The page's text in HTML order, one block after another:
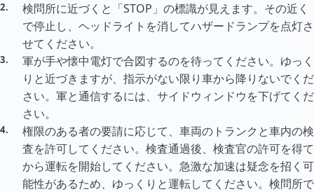
検問所に近づくと「STOP」の標識が見えます。その近く
で停止し、ヘッドライトを消してハザードランプを点灯さ
せてください。
軍が手や懐中電灯で合図するのを待ってください。ゆっく
りと近づきますが、指示がない限り車から降りないでくだ
さい。軍と通信するには、サイドウィンドウを下げてくだ
さい。
権限のある者の要請に応じて、車両のトランクと車内の検
査を許可してください。検査通過後、検査官の許可を得て
から運転を開始してください。急激な加速は疑念を招く可
能性があるため、ゆっくりと運転してください。検問所で